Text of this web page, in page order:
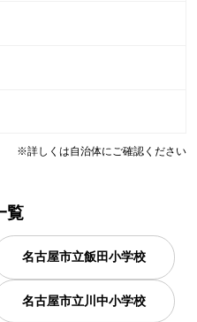
※詳しくは自治体にご確認ください
覧
名古屋市立飯田小学校
名古屋市立川中小学校